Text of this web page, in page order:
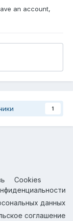
an account,
1
Cookies
данных
соглашение